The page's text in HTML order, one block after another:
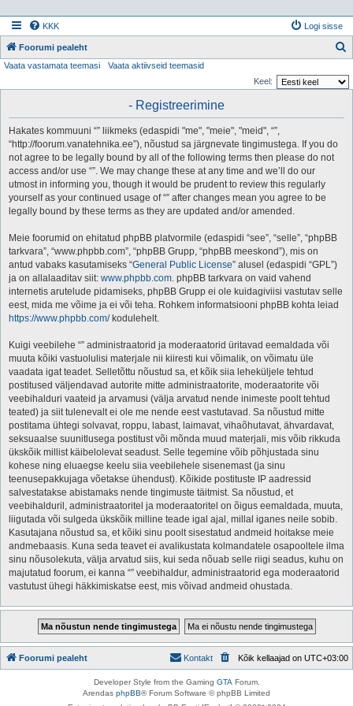
KKK Logi sisse
Foorumi pealeht
Vaata vastamata teemasi
Vaata aktiivseid teemasid
Keel:
- Registreerimine
Hakates kommuuni “” liikmeks (edaspidi "me", "meie", "meid", “”,
“http://foorum.vanatehnika.ee”), nõustud sa järgnevate tingimustega. If you do
not agree to be legally bound by all of the following terms then please do not
access and/or use “”. We may change these at any time and we’ll do our
utmost in informing you, though it would be prudent to review this regularly
yourself as your continued usage of “” after changes mean you agree to be
legally bound by these terms as they are updated and/or amended.
Meie foorumid on ehitatud phpBB platvormile (edaspidi “see”, “selle”, “phpBB
tarkvara”, “www.phpbb.com”, “phpBB Grupp, “phpBB meeskond”), mis on
antud vabaks kasutamiseks “General Public License” alusel (edaspidi “GPL”)
ja on allalaaditav siit: www.phpbb.com. phpBB tarkvara on vaid vahend
internetis arutelude pidamiseks, phpBB Grupp ei ole kuidagiviisi vastutav selle
eest, mida me võime ja ei või teha. Rohkem informatsiooni phpBB kohta leiad
https://www.phpbb.com/kodulehelt.
Kuigi veebilehe “” administraatorid ja moderaatorid üritavad eemaldada või
muuta kõiki vastuolulisi materjale nii kiiresti kui võimalik, on võimatu üle
vaadata igat teadet. Selletõttu nõustud sa, et kõik siia leheküljele tehtud
postitused väljendavad autorite mitte administraatorite, moderaatorite või
veebihalduri vaateid ja arvamusi (välja arvatud nende inimeste poolt tehtud
teated) ja siit tulenevalt ei ole me nende eest vastutavad. Sa nõustud mitte
postitama ühtegi solvavat, roppu, labast, laimavat, vihaõhutavat, ähvardavat,
seksuaalse suunitlusega postitust või mõnda muud materjali, mis võib rikkuda
ükskõik millist käibelolevat seadust. Selle tegemine võib põhjustada sinu
kohese ning eluaegse keelu siia veebilehele sisenemast (ja sinu
teenusepakkujaga võetakse ühendust). Kõikide postituste IP aadressid
salvestatakse abistamaks nende tingimuste täitmist. Sa nõustud, et
veebihalduril, administraatoritel ja moderaatoritel on õigus eemaldada, muuta,
liigutada või sulgeda ükskõik milline teade igal ajal, millal iganes neile sobib.
Kasutajana nõustud sa, et kõiki sinu poolt sisestatud andmeid hoitakse meie
andmebaasis. Kuna seda teavet ei avalikustata kolmandatele osapooltele ilma
sinu nõusolekuta, välja arvatud siis, kui seda nõuab selle riigi seadus, kuhu on
majutatud foorum, ei kanna “” veebihaldur, administraatorid ega moderaatorid
vastutust ühegi häkkimiskatse eest, mis võivad andmeid ohustada.
Foorumi pealeht Kõik kellaajad on UTC+03:00
Kontakt
Developer Style from the Gaming GTA Forum.
Arendas phpBB® Forum Software © phpBB Limited